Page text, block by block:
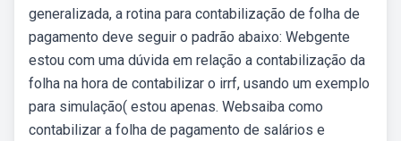
generalizada, a rotina para contabilização de folha de
pagamento deve seguir o padrão abaixo: Webgente
estou com uma dúvida em relação a contabilização da
folha na hora de contabilizar o irrf, usando um exemplo
para simulação( estou apenas. Websaiba como
contabilizar a folha de pagamento de salários e